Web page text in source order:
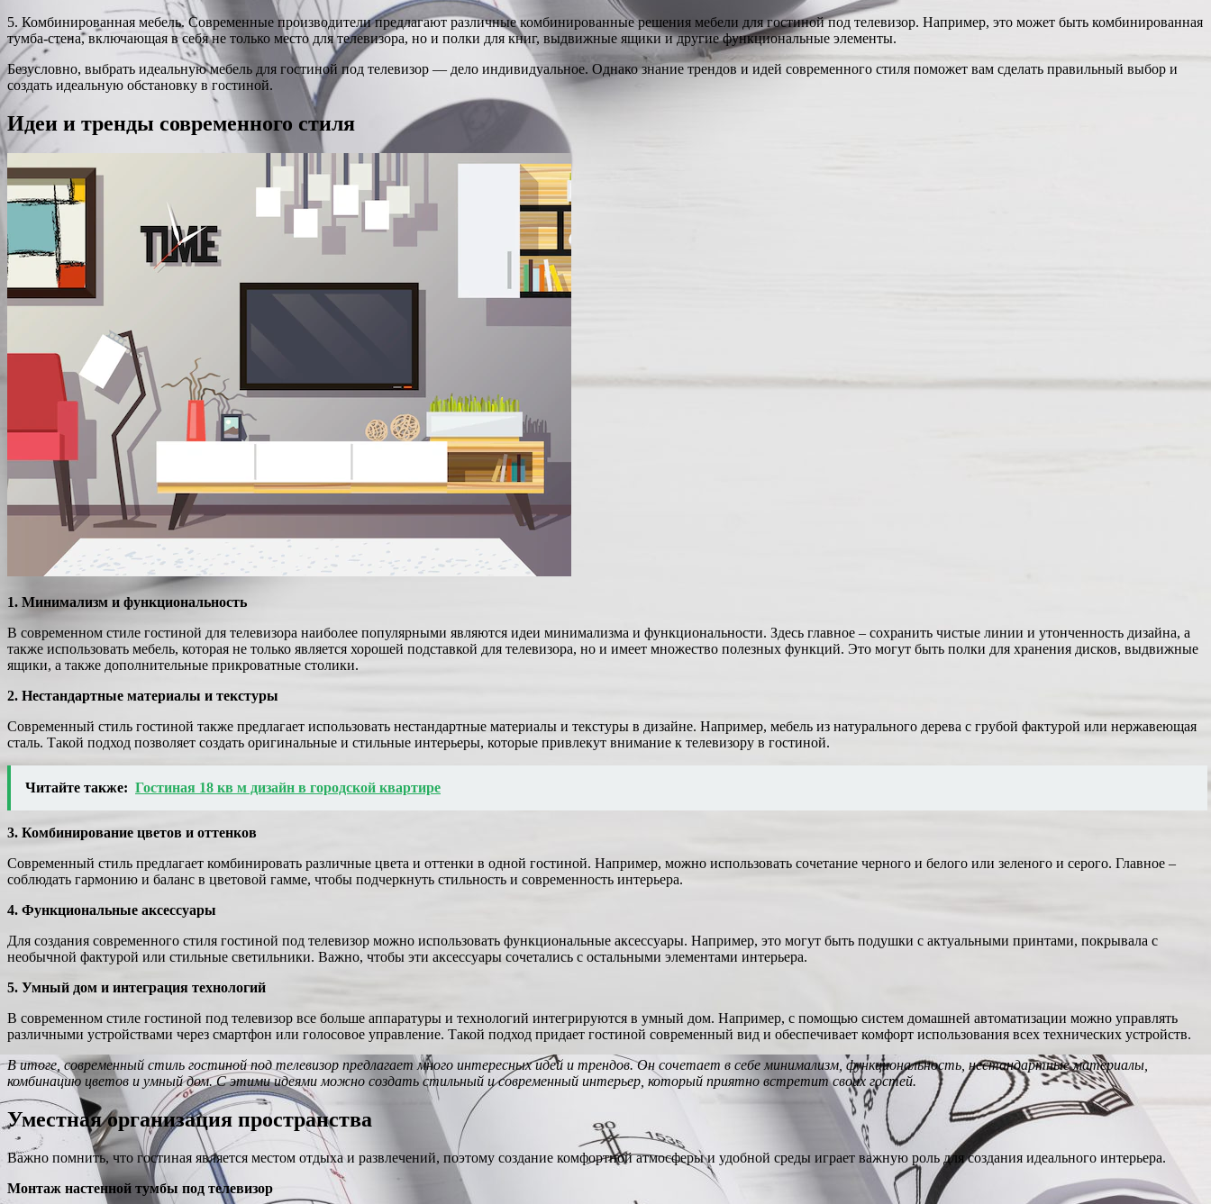
5. Комбинированная мебель. Современные производители предлагают различные комбинированные решения мебели для гостиной под телевизор. Например, это может быть комбинированная
тумба-стена, включающая в себя не только место для телевизора, но и полки для книг, выдвижные ящики и другие функциональные элементы.
Безусловно, выбрать идеальную мебель для гостиной под телевизор — дело индивидуальное. Однако знание трендов и идей современного стиля поможет вам сделать правильный выбор и
создать идеальную обстановку в гостиной.
Идеи и тренды современного стиля
1. Минимализм и функциональность
В современном стиле гостиной для телевизора наиболее популярными являются идеи минимализма и функциональности. Здесь главное – сохранить чистые линии и утонченность дизайна, а
также использовать мебель, которая не только является хорошей подставкой для телевизора, но и имеет множество полезных функций. Это могут быть полки для хранения дисков, выдвижные
ящики, а также дополнительные прикроватные столики.
2. Нестандартные материалы и текстуры
Современный стиль гостиной также предлагает использовать нестандартные материалы и текстуры в дизайне. Например, мебель из натурального дерева с грубой фактурой или нержавеющая
сталь. Такой подход позволяет создать оригинальные и стильные интерьеры, которые привлекут внимание к телевизору в гостиной.
Читайте также: Гостиная 18 кв м дизайн в городской квартире
3. Комбинирование цветов и оттенков
Современный стиль предлагает комбинировать различные цвета и оттенки в одной гостиной. Например, можно использовать сочетание черного и белого или зеленого и серого. Главное –
соблюдать гармонию и баланс в цветовой гамме, чтобы подчеркнуть стильность и современность интерьера.
4. Функциональные аксессуары
Для создания современного стиля гостиной под телевизор можно использовать функциональные аксессуары. Например, это могут быть подушки с актуальными принтами, покрывала с
необычной фактурой или стильные светильники. Важно, чтобы эти аксессуары сочетались с остальными элементами интерьера.
5. Умный дом и интеграция технологий
В современном стиле гостиной под телевизор все больше аппаратуры и технологий интегрируются в умный дом. Например, с помощью систем домашней автоматизации можно управлять
различными устройствами через смартфон или голосовое управление. Такой подход придает гостиной современный вид и обеспечивает комфорт использования всех технических устройств.
В итоге, современный стиль гостиной под телевизор предлагает много интересных идей и трендов. Он сочетает в себе минимализм, функциональность, нестандартные материалы,
комбинацию цветов и умный дом. С этими идеями можно создать стильный и современный интерьер, который приятно встретит своих гостей.
Уместная организация пространства
Важно помнить, что гостиная является местом отдыха и развлечений, поэтому создание комфортной атмосферы и удобной среды играет важную роль для создания идеального интерьера.
Монтаж настенной тумбы под телевизор